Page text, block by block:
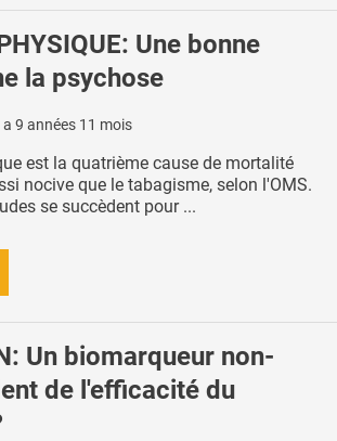
Une bonne
la psychose
a 9 années 11 mois
est la quatrième cause de mortalité
nocive que le tabagisme, selon l'OMS.
se succèdent pour ...
Un biomarqueur non-
de l'efficacité du